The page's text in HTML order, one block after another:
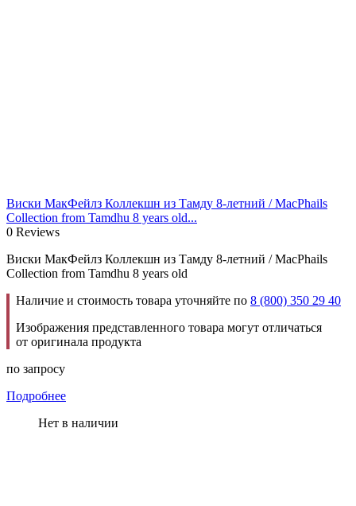
Виски МакФейлз Коллекшн из Тамду 8-летний / MacPhails
Collection from Tamdhu 8 years old...
0 Reviews
Виски МакФейлз Коллекшн из Тамду 8-летний / MacPhails
Collection from Tamdhu 8 years old
Наличие и стоимость товара уточняйте по 8 (800) 350 29 40
Изображения представленного товара могут отличаться
от оригинала продукта
по запросу
Подробнее
Нет в наличии